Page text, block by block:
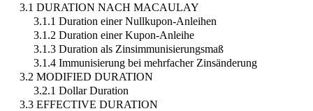
3.1 DURATION NACH MACAULAY
3.1.1 Duration einer Nullkupon-Anleihen
3.1.2 Duration einer Kupon-Anleihe
3.1.3 Duration als Zinsimmunisierungsmaß
3.1.4 Immunisierung bei mehrfacher Zinsänderung
3.2 MODIFIED DURATION
3.2.1 Dollar Duration
3.3 EFFECTIVE DURATION